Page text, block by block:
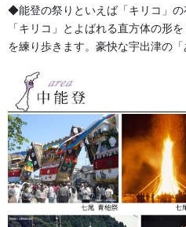
◆能登の祭りといえば「キリコ」の
「キリコ」とよばれる直方体の形
を練り歩きます。豪快な宇出津の「